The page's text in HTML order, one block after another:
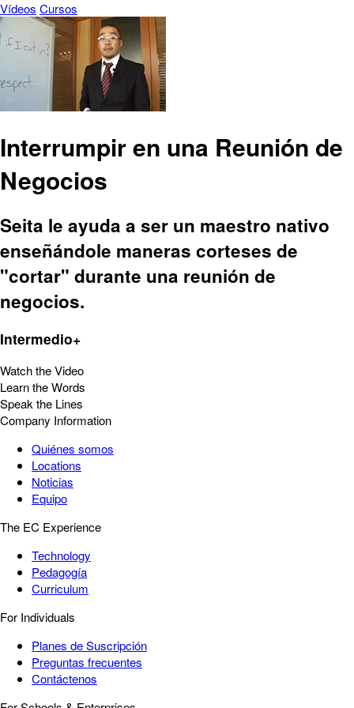
Vídeos Cursos
Interrumpir en una Reunión de
Negocios
Seita le ayuda a ser un maestro nativo
enseñándole maneras corteses de
"cortar" durante una reunión de
negocios.
Intermedio+
Watch the Video
Learn the Words
Speak the Lines
Company Information
Quiénes somos
Locations
Noticias
Equipo
The EC Experience
Technology
Pedagogía
Curriculum
For Individuals
Planes de Suscripción
Preguntas frecuentes
Contáctenos